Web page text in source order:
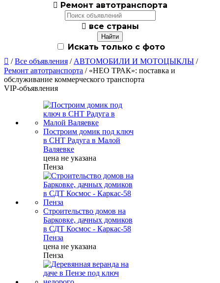
 Ремонт автотранспорта
 все страны
Искать только с фото
 /Все объявления / АВТОМОБИЛИ И МОТОЦЫКЛЫ /
Ремонт автотранспорта / «НЕО ТРАК»: поставка и
обслуживание коммерческого транспорта
VIP-объявления
Построим домик под ключ
в СНТ Радуга в Малой
Валяевке
цена не указана
Пенза
Строительство домов на
Барковке, дачных домиков
в СДТ Космос - Каркас-58
Пенза
цена не указана
Пенза